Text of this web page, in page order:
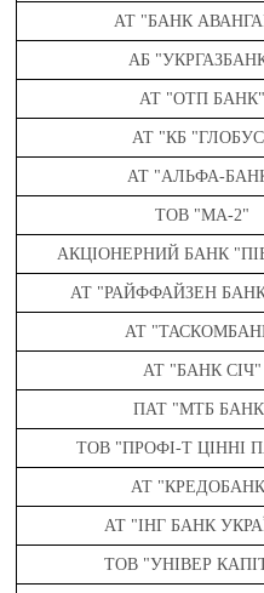
АТ "БАНК
АБ
АТ "ОТП БАНК"
АТ "КБ
АТ "АЛЬФА-
ТОВ "МА-2"
АКЦІОНЕРНИЙ БАНК
АТ "РАЙФФАЙЗЕН
АТ
АТ "БАНК СІЧ"
ПАТ "МТБ
ТОВ "ПРОФІ-Т ЦІННІ
АТ
АТ "ІНГ БАНК
ТОВ "УНІВЕР